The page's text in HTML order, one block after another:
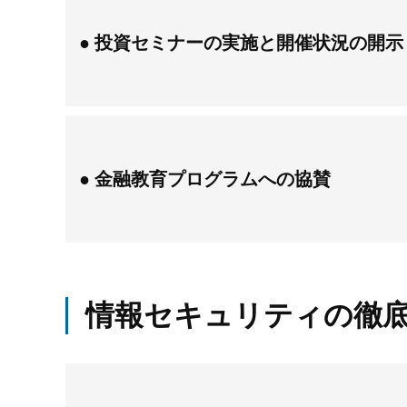
投資セミナーの実施と開催状況の開示
金融教育プログラムへの協賛
情報セキュリティの徹